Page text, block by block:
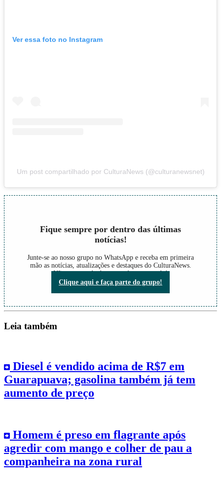
Ver essa foto no Instagram
Um post compartilhado por CulturaNews (@culturanewsnet)
Fique sempre por dentro das últimas
notícias!
Junte-se ao nosso grupo no WhatsApp e receba em primeira
mão as notícias, atualizações e destaques do CulturaNews.
Não perca nada do que está acontecendo!
Clique aqui e faça parte do grupo!
Leia também
Diesel é vendido acima de R$7 em
Guarapuava; gasolina também já tem
aumento de preço
Homem é preso em flagrante após
agredir com mango e colher de pau a
companheira na zona rural